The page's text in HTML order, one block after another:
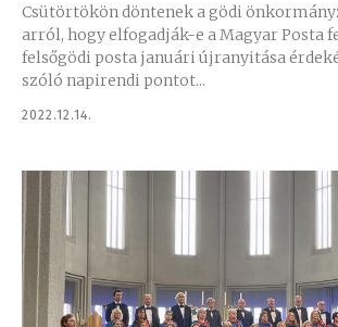
Csütörtökön döntenek a gödi
arról, hogy elfogadják-e a Magyar Posta
felsőgödi posta januári újranyitása érdekében.
szóló napirendi pontot...
2022.12.14.